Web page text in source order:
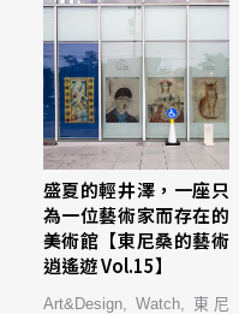
盛夏的輕井澤，一座只
為一位藝術家而存在的
美術館【東尼桑的藝術
逍遙遊 Vol.15】
Art&Design,Watch 東尼